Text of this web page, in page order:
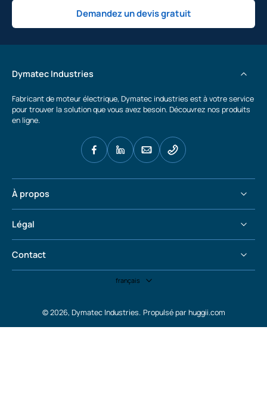
Demandez un devis gratuit
Dymatec Industries
Fabricant de moteur électrique, Dymatec industries est à votre service
pour trouver la solution que vous avez besoin. Découvrez nos produits
en ligne.
À propos
Légal
Contact
français
© 2026, Dymatec Industries. Propulsé par huggii.com